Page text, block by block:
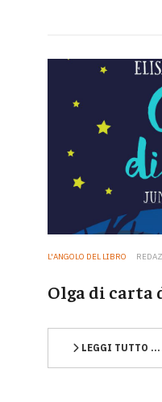
L'ANGOLO DEL LIBRO
Olga di carta
LEGGI TUTTO …